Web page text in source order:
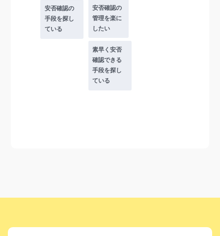
安否確認の
手段を探し
ている
安否確認の
管理を楽に
したい
素早く安否
確認できる
手段を探し
ている